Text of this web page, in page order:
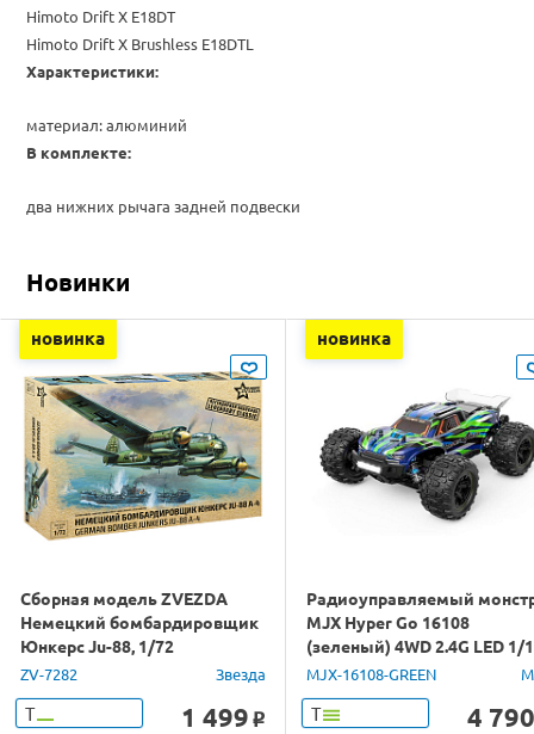
Himoto Drift X E18DT
Himoto Drift X Brushless E18DTL
Характеристики:
материал: алюминий
В комплекте:
два нижних рычага задней подвески
Новинки
новинка
Сборная модель ZVEZDA
Немецкий бомбардировщик
Юнкерс Ju-88, 1/72
ZV-7282 Звезда
Т 1 499 o
новинка
Радиоуправляемый
MJX Hyper Go 16108
(зеленый) 4WD 2.4G LED 1/
RTR
MJX-16108-GREEN
Т 4 790